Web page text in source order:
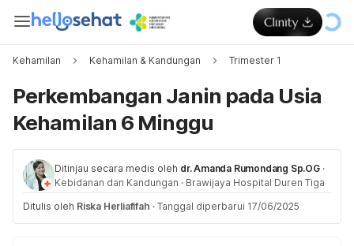
Kehamilan Kehamilan & Kandungan Trimester 1
Perkembangan Janin pada Usia
Kehamilan 6 Minggu
Ditinjau secara medis oleh dr. Amanda Rumondang Sp.OG ·
Kebidanan dan Kandungan · Brawijaya Hospital Duren Tiga
Ditulis oleh Riska Herliafifah · Tanggal diperbarui 17/06/2025